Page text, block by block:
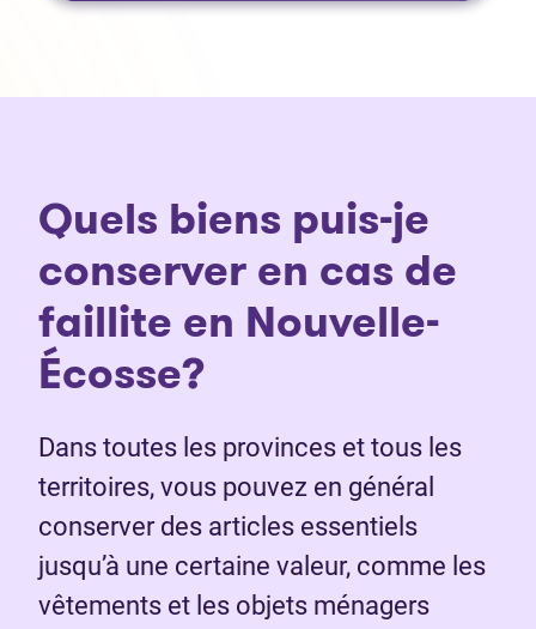
Quels biens puis-je
conserver en cas de
faillite en Nouvelle-
Écosse?
Dans toutes les provinces et tous les
territoires, vous pouvez en général
conserver des articles essentiels
jusqu’à une certaine valeur, comme les
vêtements et les objets ménagers